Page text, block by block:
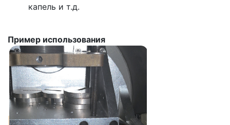
капель и т.д.
Пример использования